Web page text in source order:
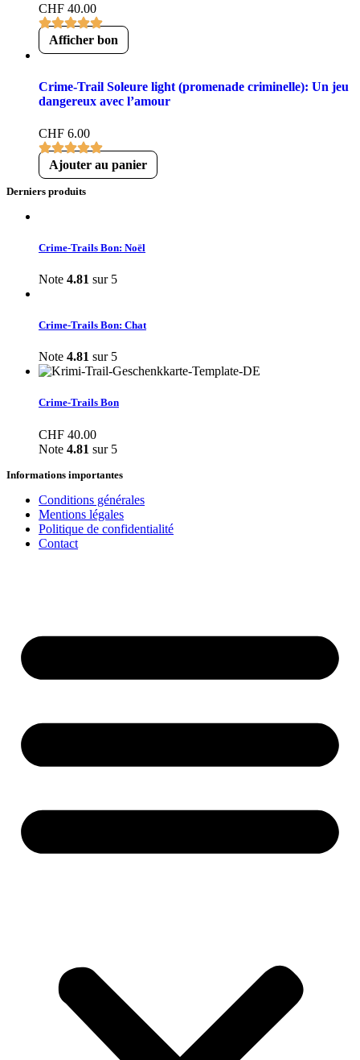
CHF 40.00
Afficher bon
Crime-Trail Soleure light (promenade criminelle): Un jeu
dangereux avec l’amour
CHF 6.00
Ajouter au panier
Derniers produits
Crime-Trails Bon: Noël
Note 4.81 sur 5
Crime-Trails Bon: Chat
Note 4.81 sur 5
Crime-Trails Bon
CHF 40.00
Note 4.81 sur 5
Informations importantes
Conditions générales
Mentions légales
Politique de confidentialité
Contact